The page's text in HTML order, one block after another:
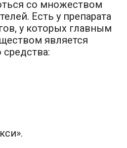
со множеством
Есть у препарата
у которых главным
является